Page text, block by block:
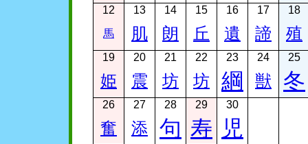
12
馬
13
肌
14
朗
15
丘
16
遺
17
諦
18
殖
19
姫
20
震
21
坊
22
坊
23
綱
24
獣
25
冬
26
奮
27
添
28
句
29
寿
30
児